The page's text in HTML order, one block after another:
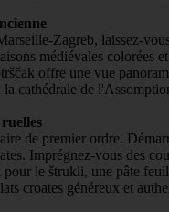
Zagreb, laissez-
médiévales colorées
offre une vue
cathédrale de
de premier ordre.
Imprégnez-vous des
le štrukli, une pâte
croates généreux et